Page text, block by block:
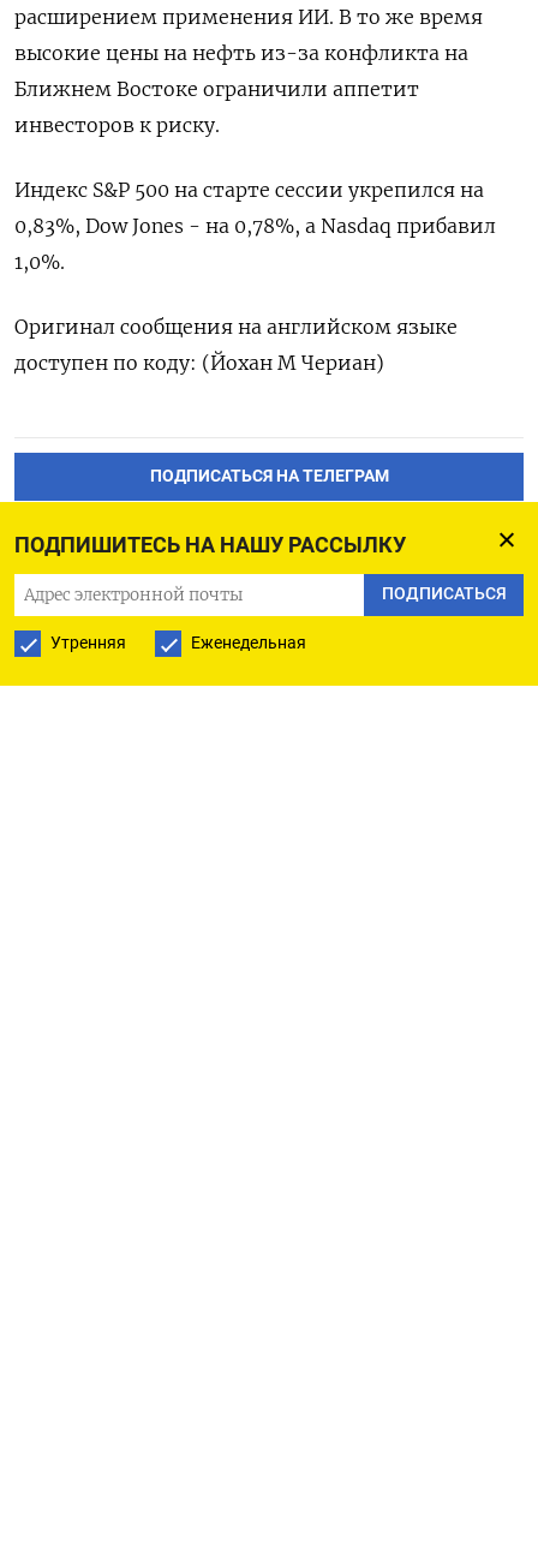
ПОДПИШИТЕСЬ НА НАШУ РАССЫЛКУ
ПОДПИСАТЬСЯ
Утренняя Еженедельная
расширением применения ИИ. ​В то же ‌время
высокие цены на нефть ​из-за конфликта ​на
‌Ближнем Востоке ограничили ​аппетит
инвесторов к риску.
Индекс S&P 500 на старте сессии укрепился на
0,83%, Dow Jones - ​на ⁠0,78%, а Nasdaq прибавил
‌1,0%.
Оригинал сообщения ‌на английском языке
доступен ​по коду: (Йохан ‌М Чериан)
ПОДПИСАТЬСЯ НА ТЕЛЕГРАМ
ПОДПИСАТЬСЯ В GOOGLE